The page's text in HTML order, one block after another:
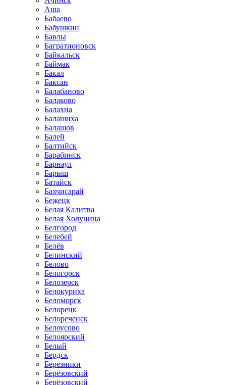
Аша
Бабаево
Бабушкин
Бавлы
Багратионовск
Байкальск
Баймак
Бакал
Баксан
Балабаново
Балаково
Балахна
Балашиха
Балашов
Балей
Балтийск
Барабинск
Барнаул
Барыш
Батайск
Бахчисарай
Бежецк
Белая Калитва
Белая Холуница
Белгород
Белебей
Белёв
Белинский
Белово
Белогорск
Белозерск
Белокуриха
Беломорск
Белорецк
Белореченск
Белоусово
Белоярский
Белый
Бердск
Березники
Берёзовский
Берёзовский